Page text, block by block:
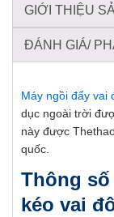
GIỚI THIỆU
ĐÁNH GIÁ/
Máy ngồi đẩy vai
dục ngoài trời
này được
quốc.
Thông
kéo vai